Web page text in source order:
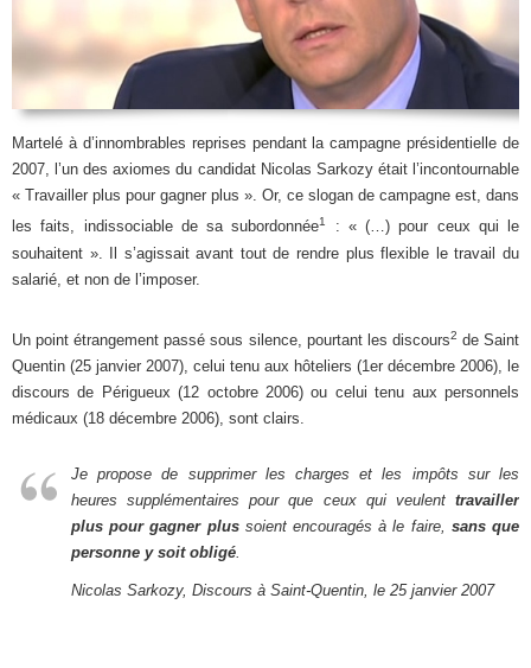
Martelé à d’innombrables reprises pendant la campagne présidentielle de
2007, l’un des axiomes du candidat Nicolas Sarkozy était l’incontournable
« Travailler plus pour gagner plus ». Or, ce slogan de campagne est, dans
les faits, indissociable de sa subordonnée1
: « (…) pour ceux qui le
souhaitent ». Il s’agissait avant tout de rendre plus flexible le travail du
salarié, et non de l’imposer.
Un point étrangement passé sous silence, pourtant les discours2 de Saint
Quentin (25 janvier 2007), celui tenu aux hôteliers (1er décembre 2006), le
discours de Périgueux (12 octobre 2006) ou celui tenu aux personnels
médicaux (18 décembre 2006), sont clairs.
Je propose de supprimer les charges et les impôts sur les
heures supplémentaires pour que ceux qui veulent travailler
plus pour gagner plussoient encouragés à le faire, sans que
personne y soit obligé
Nicolas Sarkozy, Discours à Saint-Quentin, le 25 janvier 2007